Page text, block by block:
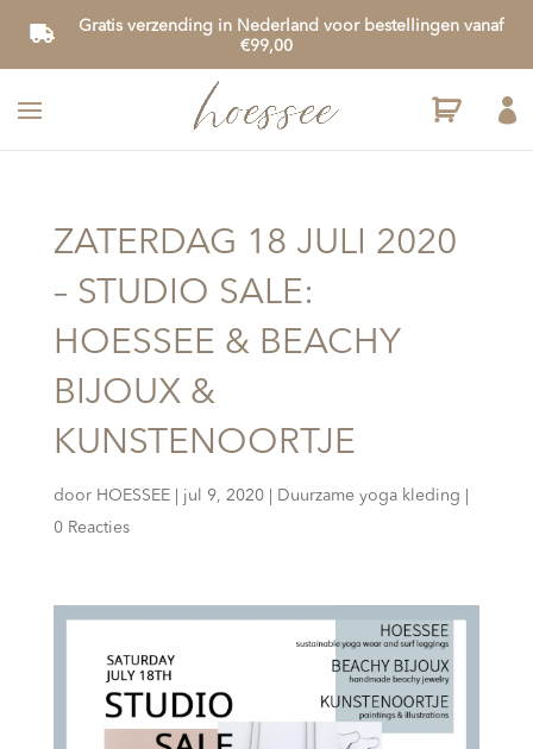
Gratis verzending in Nederland voor bestellingen vanaf
€99,00

ZATERDAG 18 JULI 2020
– STUDIO SALE:
HOESSEE & BEACHY
BIJOUX &
KUNSTENOORTJE
door HOESSEE| jul 9, 2020| Duurzame yoga kleding
0 Reacties